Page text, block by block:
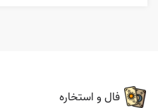
فال و استخاره